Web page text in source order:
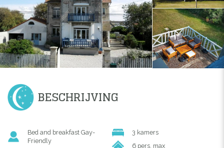
BESCHRIJVING
Bed and breakfast Gay-
Friendly
3 kamers
6 pers. max